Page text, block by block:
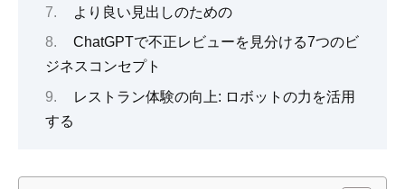
より良い見出しのための
ChatGPTで不正レビューを見分ける7つのビ
ジネスコンセプト
レストラン体験の向上: ロボットの力を活用
する